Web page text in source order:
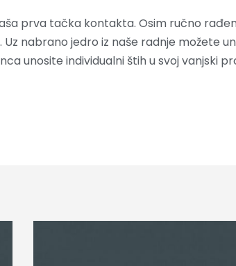
prva tačka kontakta. Osim ručno
nabrano jedro iz naše radnje možete
unosite individualni štih u svoj vanjski